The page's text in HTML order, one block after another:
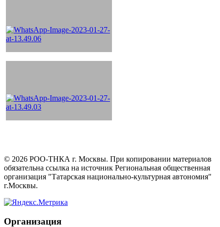
© 2026 РОО-ТНКА г. Москвы. При копировании материалов
обязательна ссылка на источник Региональная общественная
организация "Татарская национально-культурная автономия"
г.Москвы.
Организация